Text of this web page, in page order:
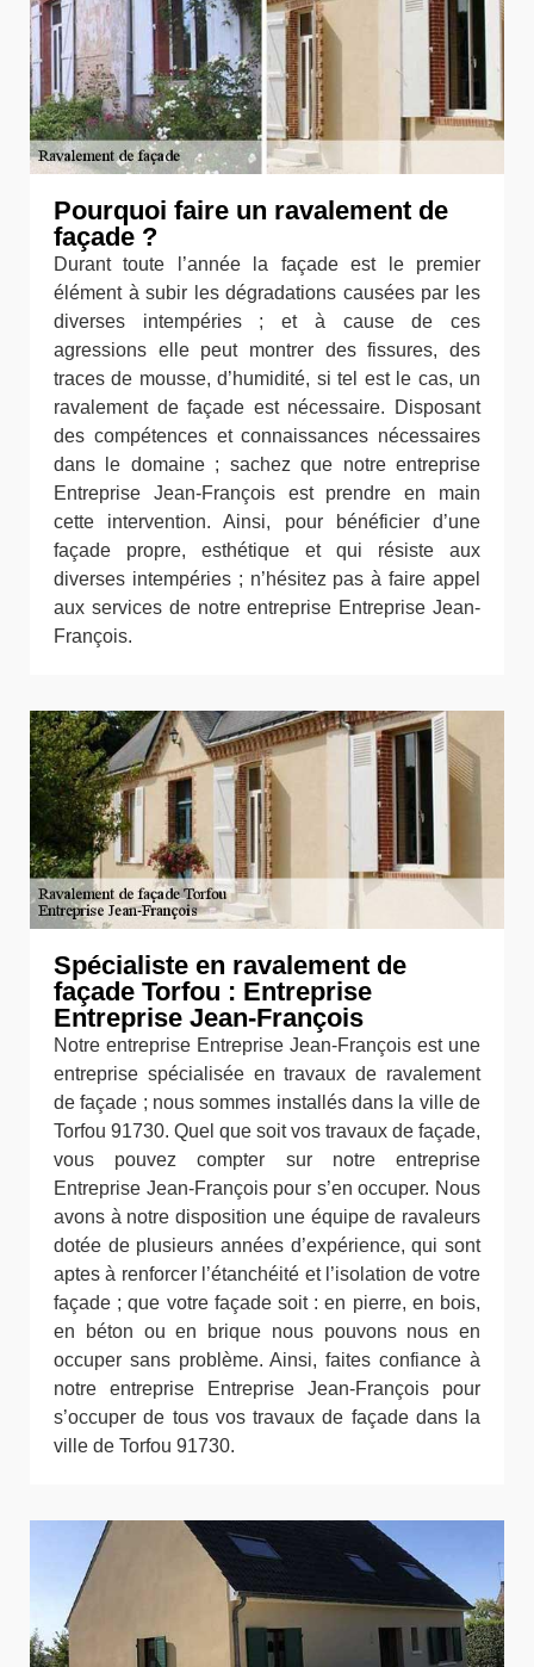
Pourquoi faire un ravalement de
façade ?
Durant toute l’année la façade est le premier
élément à subir les dégradations causées par les
diverses intempéries ; et à cause de ces
agressions elle peut montrer des fissures, des
traces de mousse, d’humidité, si tel est le cas, un
ravalement de façade est nécessaire. Disposant
des compétences et connaissances nécessaires
dans le domaine ; sachez que notre entreprise
Entreprise Jean-François est prendre en main
cette intervention. Ainsi, pour bénéficier d’une
façade propre, esthétique et qui résiste aux
diverses intempéries ; n’hésitez pas à faire appel
aux services de notre entreprise Entreprise Jean-
François.
Spécialiste en ravalement de
façade Torfou : Entreprise
Entreprise Jean-François
Notre entreprise Entreprise Jean-François est une
entreprise spécialisée en travaux de ravalement
de façade ; nous sommes installés dans la ville de
Torfou 91730. Quel que soit vos travaux de façade,
vous pouvez compter sur notre entreprise
Entreprise Jean-François pour s’en occuper. Nous
avons à notre disposition une équipe de ravaleurs
dotée de plusieurs années d’expérience, qui sont
aptes à renforcer l’étanchéité et l’isolation de votre
façade ; que votre façade soit : en pierre, en bois,
en béton ou en brique nous pouvons nous en
occuper sans problème. Ainsi, faites confiance à
notre entreprise Entreprise Jean-François pour
s’occuper de tous vos travaux de façade dans la
ville de Torfou 91730.